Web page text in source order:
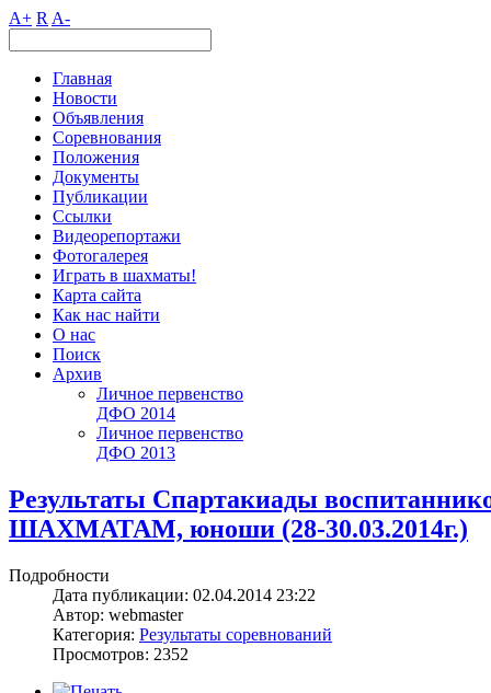
A+ R A-
Главная
Новости
Объявления
Соревнования
Положения
Документы
Публикации
Ссылки
Видеорепортажи
Фотогалерея
Играть в шахматы!
Карта сайта
Как нас найти
О нас
Поиск
Архив
Личное первенство
ДФО 2014
Личное первенство
ДФО 2013
Результаты Спартакиады
ШАХМАТАМ, юноши (28-30.03.2014г.)
Подробности
Дата публикации: 02.04.2014 23:22
Автор: webmaster
Категория: Результаты соревнований
Просмотров: 2352